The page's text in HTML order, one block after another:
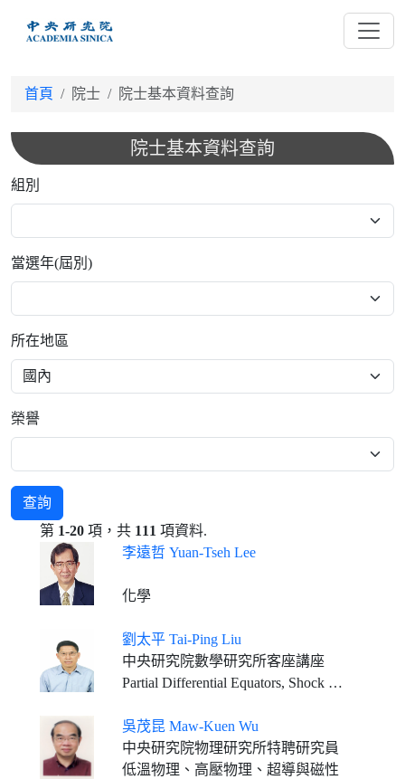
首頁 院士 院士基本資料查詢
院士基本資料查詢
組別
當選年(屆別)
所在地區
榮譽
查詢
第 1-20 項，共 111 項資料.
李遠哲 Yuan-Tseh Lee
化學
劉太平 Tai-Ping Liu
中央研究院數學研究所客座講座
Partial Differential Equators, Shock Wave Theory, Kinetic Theory
吳茂昆 Maw-Kuen Wu
中央研究院物理研究所特聘研究員
低溫物理、高壓物理、超導與磁性